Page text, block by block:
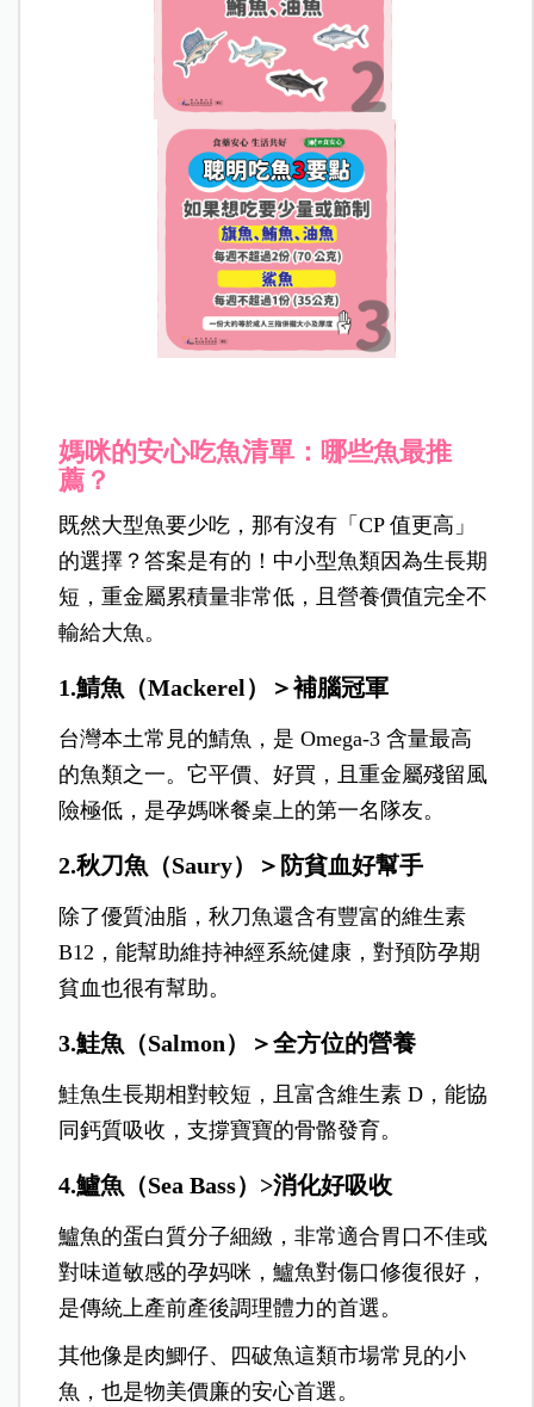
媽咪的安心吃魚清單：哪些魚最推
薦？
既然大型魚要少吃，那有沒有「CP值更高」
的選擇？答案是有的！中小型魚類因為生長期
短，重金屬累積量非常低，且營養價值完全不
輸給大魚。
1.鯖魚（Mackerel）＞補腦冠軍
台灣本土常見的鯖魚，是 Omega-3 含量最高
的魚類之一。它平價、好買，且重金屬殘留風
險極低，是孕媽咪餐桌上的第一名隊友。
2.秋刀魚 （Saury）＞ 防貧血好幫手
除了優質油脂，秋刀魚還含有豐富的維生素
B12，能幫助維持神經系統健康，對預防孕期
貧血也很有幫助。
3.鮭魚 （Salmon）＞全方位的營養
鮭魚生長期相對較短，且富含維生素 D，能協
同鈣質吸收，支撐寶寶的骨骼發育。
4.鱸魚（Sea Bass）>消化好吸收
鱸魚的蛋白質分子細緻，非常適合胃口不佳或
對味道敏感的孕妈咪，鱸魚對傷口修復很好，
是傳統上產前產後調理體力的首選。
其他像是肉鯽仔、四破魚這類市場常見的小
魚，也是物美價廉的安心首選。